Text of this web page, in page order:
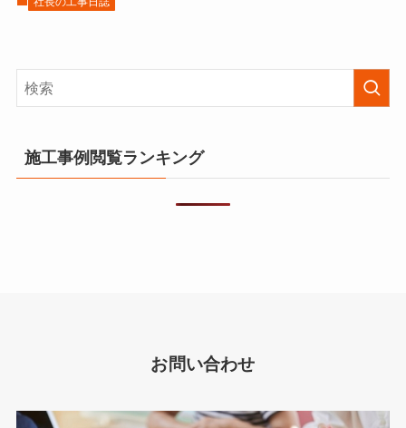
施工事例閲覧ランキング
お問い合わせ